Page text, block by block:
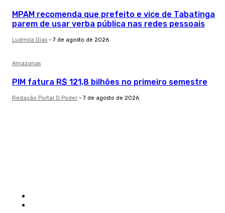
MPAM recomenda que prefeito e vice de Tabatinga
parem de usar verba pública nas redes pessoais
Ludmila Dias - 7 de agosto de 2026
Amazonas
PIM fatura R$ 121,8 bilhões no primeiro semestre
Redação Portal O Poder - 7 de agosto de 2026